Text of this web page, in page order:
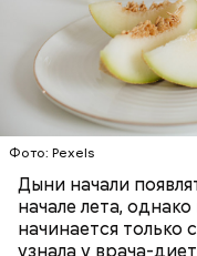
Фото: Pexels
Дыни начали
начале лета,
начинается только
узнала у врача-
минералами. Так,
слизистые
бета-каротин
лютеин и
отлично
калий —
поддерживает
систему и
магний —
спазмироваться.
ЗДОРОВЬЕ
ОВОЩИ
ЛЕТО